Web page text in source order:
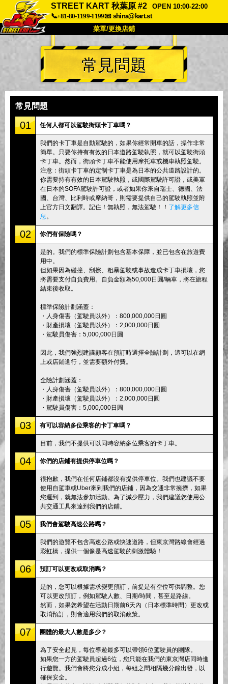
STREET KART 秋葉原 #2
OPEN 10:00-22:00
📞+81-80-1199-1199📧 shina@kart.st
菜單/更換店鋪
首頁
關於 規格 價格
顧客聲音
公司
更換店鋪
東京 品川 #1 東京 秋葉原 #1
東京 秋葉原 #2 東京 澀谷
東京 澀谷附店 東京灣
東京 淺草 大阪
沖繩
常見問題
常見問題
01 任何人都可以駕駛街頭卡丁車嗎？
我們的卡丁車是自動駕駛的，如果你經常開車的話，操作非常
簡單。只要你持有有效的日本道路駕駛執照，就可以駕駛街頭
卡丁車。然而，街頭卡丁車不能使用摩托車或機車執照駕駛。
注意：街頭卡丁車的定制卡丁車是為日本的公共道路設計的。
你需要持有有效的日本駕駛執照，或國際駕駛許可證，或美軍
在日本的SOFA駕駛許可證，或者如果你來自瑞士、德國、法
國、台灣、比利時或摩納哥，則需要提供自己的駕駛執照並附
上官方日文翻譯。記住！無執照，無法駕駛！！ 了解更多信
息 。
02 你們有保險嗎？
是的。我們的標準保險計劃包含基本保障，並已包含在旅遊費
用中。
但如果因為碰撞、刮擦、粗暴駕駛或事故造成卡丁車損壞，您
將需要支付自負費用。自負金額為50,000日圓/輛車，將在旅程
結束後收取。
標準保險計劃涵蓋：
・人身傷害（駕駛員以外）：800,000,000日圓
・財產損壞（駕駛員以外）：2,000,000日圓
・駕駛員傷害：5,000,000日圓
因此，我們強烈建議顧客在預訂時選擇全險計劃，這可以在網
上或店鋪進行，並需要額外付費。
全險計劃涵蓋：
・人身傷害（駕駛員以外）：800,000,000日圓
・財產損壞（駕駛員以外）：2,000,000日圓
・駕駛員傷害：5,000,000日圓
03 有可以容納多位乘客的卡丁車嗎？
目前，我們不提供可以同時容納多位乘客的卡丁車。
04 你們的店鋪有提供停車位嗎？
很抱歉，我們在任何店鋪都沒有提供停車位。我們也建議不要
使用自駕車或Uber來到我們的店鋪，因為交通非常擁擠，如果
您遲到，就無法參加活動。為了減少壓力，我們建議您使用公
共交通工具來達到我們的店鋪。
05 我們會駕駛高速公路嗎？
我們的遊覽不包含高速公路或快速道路，但東京灣路線會經過
彩虹橋，提供一個像是高速駕駛的刺激體驗！
06 預訂可以更改或取消嗎？
是的，您可以根據需求變更預訂，前提是有空位可供調整。您
可以更改預訂，例如駕駛人數、日期/時間，甚至是路線。
然而，如果您希望在活動日期前6天內（日本標準時間）更改或
取消預訂，則會適用我們的取消政策。
07 團體的最大人數是多少？
為了安全起見，每位導遊最多可以帶領6位駕駛員的團隊。
如果您一方的駕駛員超過6位，您只能在我們的東京灣店同時進
行遊覽。我們會將您分成小組，每組之間相隔幾分鐘出發，以
確保安全。